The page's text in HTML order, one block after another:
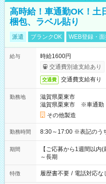
高時給！車通勤OK！土
梱包、ラベル貼り
派遣 ブランクOK WEB登録・
給与
時給1600円
交通費別途支給あり
交通費 交通費支給有り
勤務地
滋賀県栗東市
滋賀県栗東市 ※車通勤
その他製造
勤務時間 8:30～17:00 ※
期間
【ご応募から1週間以内
～長期
特徴 履歴書不要 / 電話対応な